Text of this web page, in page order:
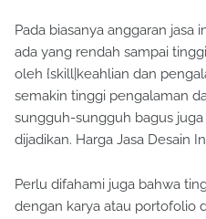
Pada biasanya anggaran jasa
ada yang rendah sampai
oleh {skill|keahlian dan
semakin tinggi pengalaman
sungguh-sungguh bagus
dijadikan. Harga Jasa Desain
Perlu difahami juga bahwa
dengan karya atau portofolio